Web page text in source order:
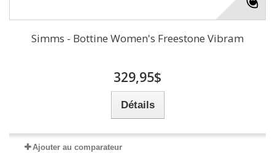
Simms - Bottine Women's Freestone Vibram
329,95$
Détails
Ajouter au comparateur